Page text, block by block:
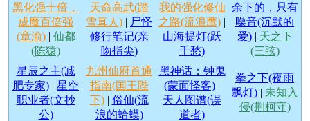
黑化强十倍，
成魔百倍强
(章渝)| 仙都
(陈猿)
天命高武(踏
雪真人) | 尸怪
修行笔记(亲
吻指尖)
我的强化修仙
之路(流浪鹰) |
山海提灯(跃
千愁)
余下的，只有
噪音(沉默的
爱)| 天之下
(三弦)
星辰之主(减
肥专家) | 星空
职业者(文抄
公)
九州仙府首通
指南(国王陛
下)| 俗仙(流
浪的蛤蟆)
黑神话：钟鬼
(蒙面怪客) |
天人图谱(误
道者)
拳之下(夜雨
飘灯)| 未知入
侵(荆柯守)